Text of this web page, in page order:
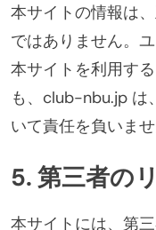
本サイトの情報は
ではありません。
本サイトを利用す
も、club-nbu.jp は
いて責任を負いませ
5. 第三者の
本サイトには、第